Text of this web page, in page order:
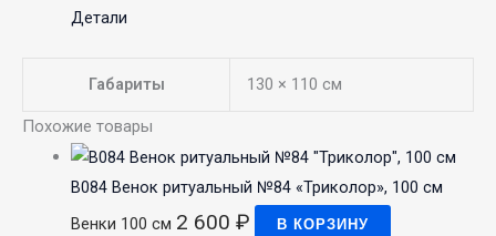
Детали
Габариты 130 × 110 см
Похожие товары
В084 Венок ритуальный №84 «Триколор», 100 см
Венки 100 см 2 600 ₽ В КОРЗИНУ